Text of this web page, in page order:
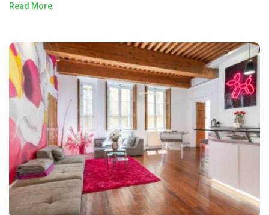
Read More